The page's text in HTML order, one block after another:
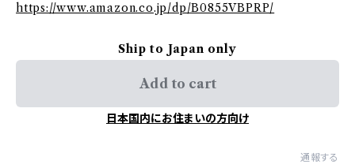
https://www.amazon.co.jp/dp/B0855VBPRP/
Ship to Japan only
Add to cart
日本国内にお住まいの方向け
通報する